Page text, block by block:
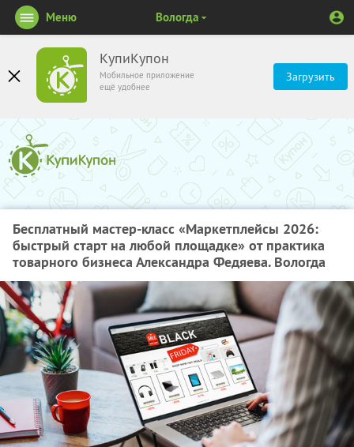
КупиКупон
Мобильное приложение
ещё удобнее
Загрузить
Меню Вологда
Бесплатный мастер-класс «Маркетплейсы 2026:
быстрый старт на любой площадке» от практика
товарного бизнеса Александра Федяева. Вологда